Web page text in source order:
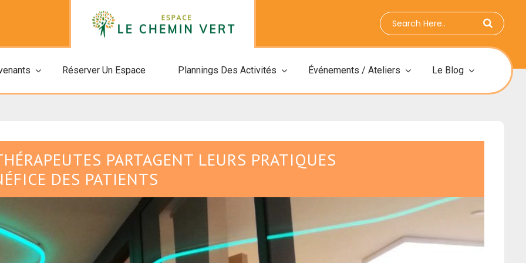
Réserver Un Espace Plannings Des Activités Événements / Ateliers Le Blog
PARTAGENT LEURS PRATIQUES
DES PATIENTS